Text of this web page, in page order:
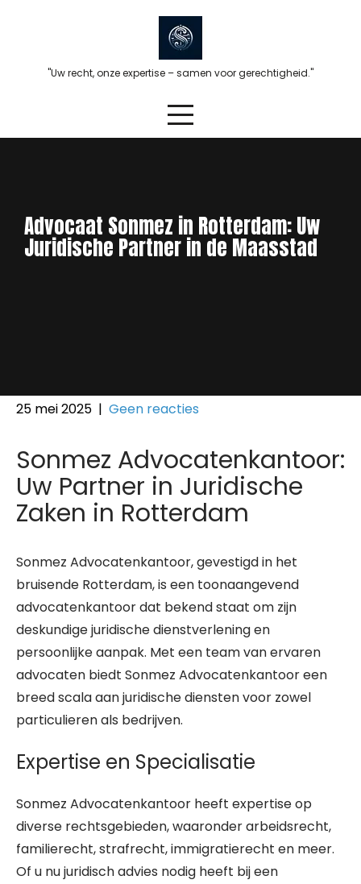
"Uw recht, onze expertise – samen voor gerechtigheid."
Advocaat Sonmez in Rotterdam: Uw
Juridische Partner in de Maasstad
25 mei 2025 | Geen reacties
Sonmez Advocatenkantoor:
Uw Partner in Juridische
Zaken in Rotterdam
Sonmez Advocatenkantoor, gevestigd in het
bruisende Rotterdam, is een toonaangevend
advocatenkantoor dat bekend staat om zijn
deskundige juridische dienstverlening en
persoonlijke aanpak. Met een team van ervaren
advocaten biedt Sonmez Advocatenkantoor een
breed scala aan juridische diensten voor zowel
particulieren als bedrijven.
Expertise en Specialisatie
Sonmez Advocatenkantoor heeft expertise op
diverse rechtsgebieden, waaronder arbeidsrecht,
familierecht, strafrecht, immigratierecht en meer.
Of u nu juridisch advies nodig heeft bij een